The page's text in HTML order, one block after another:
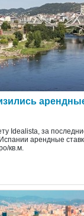
Idealista, за
арендные
кв.м.